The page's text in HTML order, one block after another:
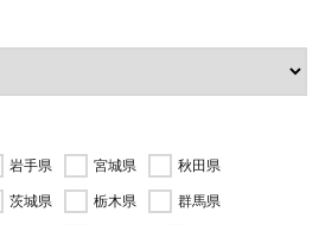
岩手県 宮城県
秋田県
茨城県 栃木県
群馬県